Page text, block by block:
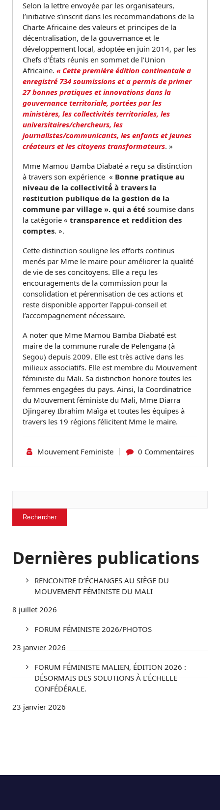
Selon la lettre envoyée par les organisateurs,
l’initiative s’inscrit dans les recommandations de la
Charte Africaine des valeurs et principes de la
décentralisation, de la gouvernance et le
développement local, adoptée en juin 2014, par les
Chefs d’États réunis en sommet de l’Union
Africaine. « Cette première édition continentale a
enregistré 734 soumissions et a permis de primer
27 bonnes pratiques et innovations dans la
gouvernance territoriale, portées par les
ministères, les collectivités territoriales, les
universitaires/chercheurs, les
journalistes/communicants, les enfants et jeunes
créateurs et les citoyens transformateurs. »
Mme Mamou Bamba Diabaté a reçu sa distinction
à travers son expérience « Bonne pratique au
niveau de la collectivité́ à travers la
restitution publique de la gestion de la
commune par village ». qui a été soumise dans
la catégorie « transparence et reddition des
comptes. ».
Cette distinction souligne les efforts continus
menés par Mme le maire pour améliorer la qualité
de vie de ses concitoyens. Elle a reçu les
encouragements de la commission pour la
consolidation et pérennisation de ces actions et
reste disponible apporter l’appui-conseil et
l’accompagnement nécessaire.
A noter que Mme Mamou Bamba Diabaté est
maire de la commune rurale de Pelengana (à
Segou) depuis 2009. Elle est très active dans les
milieux associatifs. Elle est membre du Mouvement
féministe du Mali. Sa distinction honore toutes les
femmes engagées du pays. Ainsi, la Coordinatrice
du Mouvement féministe du Mali, Mme Diarra
Djingarey Ibrahim Maïga et toutes les équipes à
travers les 19 régions félicitent Mme le maire.
Mouvement Feministe 0 Commentaires
Rechercher
Dernières publications
RENCONTRE D’ÉCHANGES AU SIÈGE DU
MOUVEMENT FÉMINISTE DU MALI
8 juillet 2026
FORUM FÉMINISTE 2026/PHOTOS
23 janvier 2026
FORUM FÉMINISTE MALIEN, ÉDITION 2026 :
DÉSORMAIS DES SOLUTIONS À L’ÉCHELLE
CONFÉDÉRALE.
23 janvier 2026